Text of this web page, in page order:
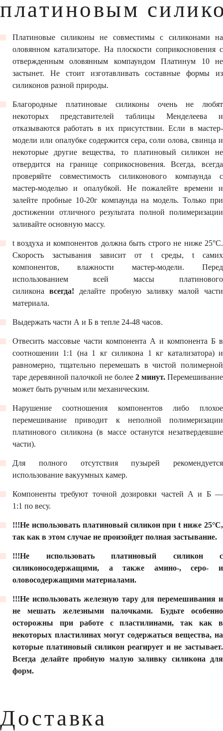
платиновым
Платиновые силиконы не совместимы с силиконами на
оловянном катализаторе. На плоскости соприкосновения с
отвержденным оловянным компаундом Платинум 10 не
застынет. Не стоит изготавливать составные формы из
силиконов разной природы.
Благородные платиновые силиконы очень не любят
некоторых представителей таблицы Менделеева и
отказываются работать в их присутствии. Если в мастер-
модели или опалубке содержится сера, соли олова, свинца и
некоторые другие вещества, то платиновый силикон не
отвердится на границе соприкосновения. Всегда, всегда
проверяйте совместимость силиконового компаунда с
мастер-моделью и опалубкой. Не пожалейте времени и
залейте пробные 10-20г компаунда на модель. Только при
достижении отличного результата полной полимеризации
заливайте основную массу.
t воздуха и компонентов должна быть строго не ниже 25°С.
Скорость застывания зависит от t среды, t самих
компонентов, влажности мастер-модели. Перед
использованием всей массы платинового
силикона всегда! делайте пробную заливку малой части
материала.
Выдержать части А и Б в тепле 24-48 часов.
Отвесить массовые части компонента А и компонента Б в
соотношении 1:1 (на 1 кг силикона 1 кг катализатора) и
равномерно, тщательно перемешать в чистой полимерной
таре деревянной палочкой не более 2 минут. Перемешивание
может быть ручным или механическим.
Нарушение соотношения компонентов либо плохое
перемешивание приводит к неполной полимеризации
платинового силикона (в массе останутся незатвердевшие
части).
Для полного отсутствия пузырей рекомендуется
использование вакуумных камер.
Компоненты требуют точной дозировки частей А и Б ―
1:1 по весу.
!!!Не использовать платиновый силикон при t ниже 25°С,
так как в этом случае не произойдет полная застывание.
!!!Не использовать платиновый силикон с
силиконосодержащими, а также амино-, серо- и
оловосодержащими материалами.
!!!Не использовать железную тару для перемешивания и
не мешать железными палочками. Будьте особенно
осторожны при работе с пластилинами, так как в
некоторых пластилинах могут содержаться вещества, на
которые платиновый силикон реагирует и не застывает.
Всегда делайте пробную малую заливку силикона для
форм.
Доставка